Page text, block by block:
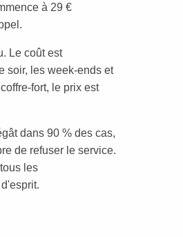
à 29 €
Le coût est
soir, les week-ends et
fort, le prix est
dans 90 % des cas,
de refuser le service.
les